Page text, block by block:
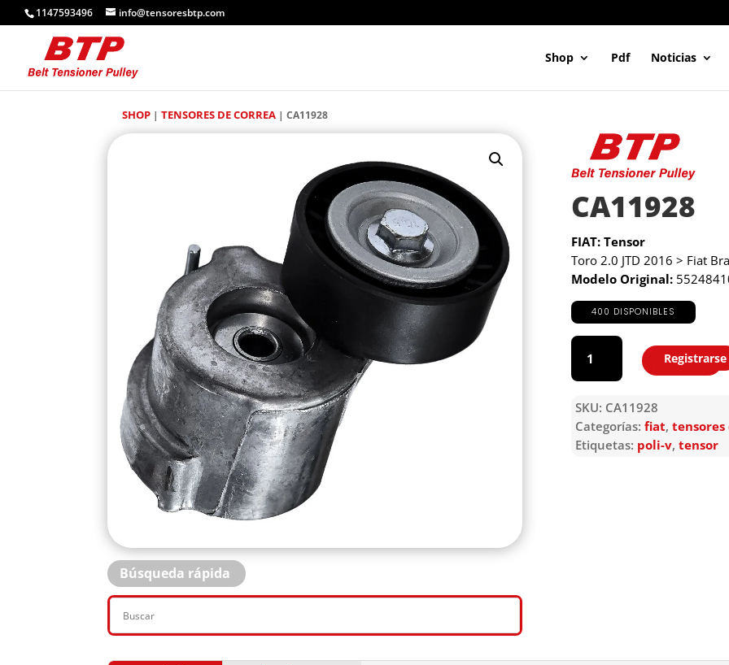
1147593496 info@tensoresbtp.com
Shop Pdf Noticias
SHOP | TENSORES DE CORREA | CA11928
Búsqueda rápida
CA11928
FIAT: Tensor
Toro 2.0 JTD 2016 > Fiat
Modelo Original:
400 DISPONIBLES
CA11928
cantidad
Agregar
Registrarse
SKU: CA11928
Categorías: fiat, tensores
Etiquetas: poli-v, tensor